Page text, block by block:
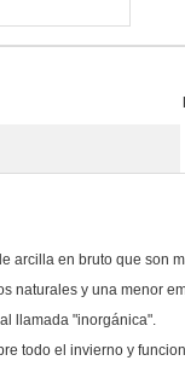
arcilla en bruto que son
naturales y una menor
llamada "inorgánica".
todo el invierno y